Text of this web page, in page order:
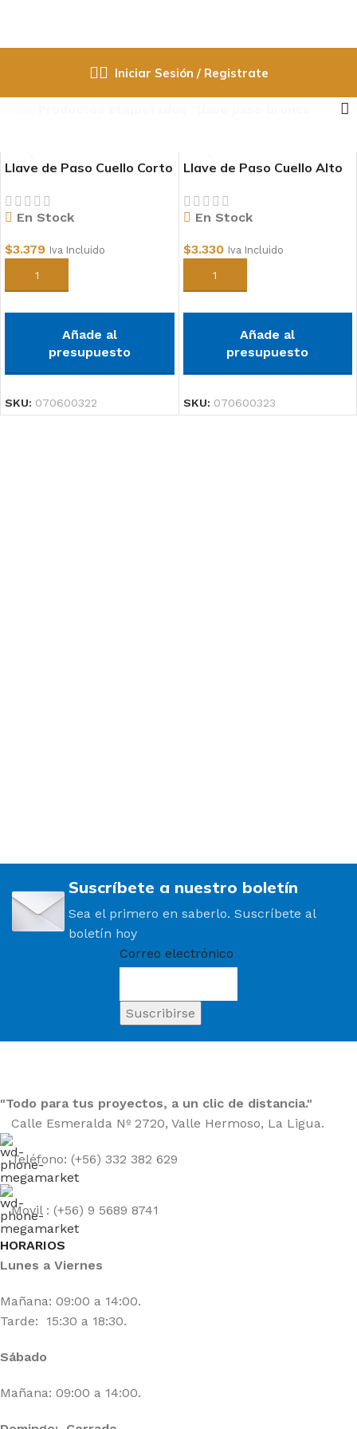
Iniciar Sesión / Registrate
Llave de Paso Cuello Corto
En Stock
$3.379 Iva Incluido
Añadir al carrito
Añade al
presupuesto
SKU: 070600322
Llave de Paso Cuello Alto
En Stock
$3.330 Iva Incluido
Añadir al carrito
Añade al
presupuesto
SKU: 070600323
Suscríbete a nuestro boletín
Sea el primero en saberlo. Suscríbete al
boletín hoy
Correo electrónico
"Todo para tus proyectos, a un clic de distancia."
Calle Esmeralda Nº 2720, Valle Hermoso, La Ligua.
Teléfono: (+56) 332 382 629
Movil : (+56) 9 5689 8741
HORARIOS
Lunes a Viernes
Mañana: 09:00 a 14:00.
Tarde: 15:30 a 18:30.
Sábado
Mañana: 09:00 a 14:00.
GRIFO LLAVE DE PASO CONTENEDORES DE AGUA